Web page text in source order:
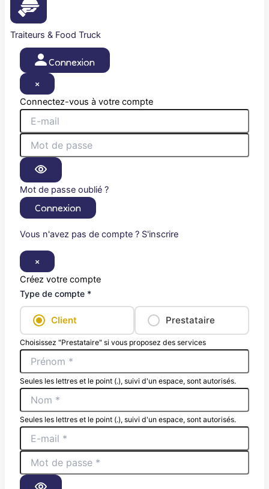
Traiteurs & Food Truck
Connexion
×
Connectez-vous à votre compte
Mot de passe oublié ?
Connexion
Vous n'avez pas de compte ? S'inscrire
×
Créez votre compte
Type de compte *
Client Prestataire
Choisissez "Prestataire" si vous proposez des services
Seules les lettres et le point (.), suivi d'un espace, sont autorisés.
Seules les lettres et le point (.), suivi d'un espace, sont autorisés.